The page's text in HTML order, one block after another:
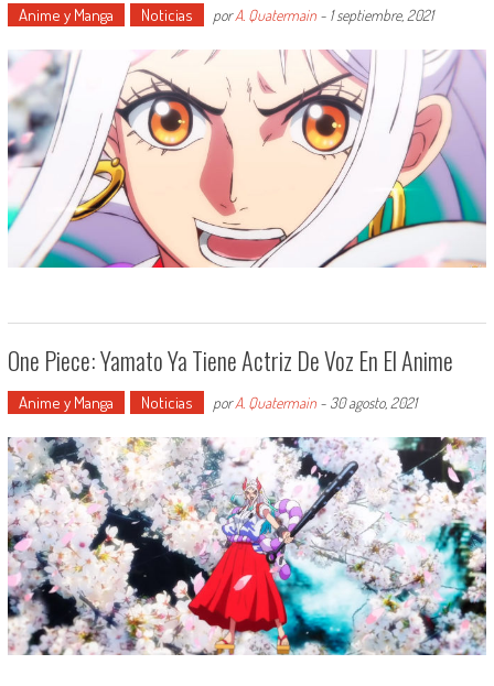
Anime y Manga Noticias porA. Quatermain- 1 septiembre, 2021
One Piece: Yamato Ya Tiene Actriz De Voz En El Anime
Anime y Manga Noticias porA. Quatermain- 30 agosto, 2021